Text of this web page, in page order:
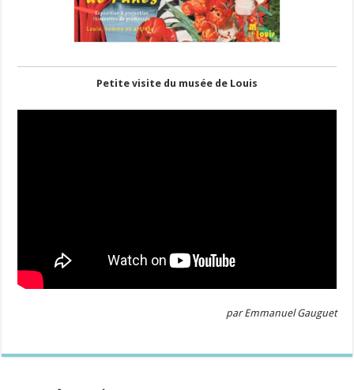
Petite visite du musée de Louis
par Emmanuel Gauguet